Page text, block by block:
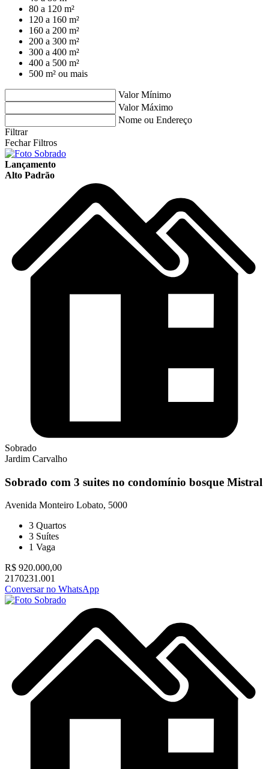
80 a 120 m²
120 a 160 m²
160 a 200 m²
200 a 300 m²
300 a 400 m²
400 a 500 m²
500 m² ou mais
Valor Mínimo
Valor Máximo
Nome ou Endereço
Filtrar
Fechar Filtros
Lançamento
Alto Padrão
Sobrado
Jardim Carvalho
Sobrado com 3 suites no condomínio bosque Mistral
Avenida Monteiro Lobato, 5000
3 Quartos
3 Suítes
1 Vaga
R$ 920.000,00
2170231.001
Conversar no WhatsApp